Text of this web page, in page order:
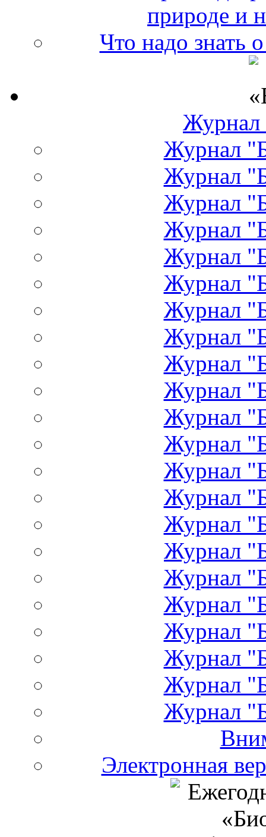
природе и
Что надо знать
Журнал
Журнал
Журнал
Журнал
Журнал
Журнал
Журнал
Журнал
Журнал
Журнал
Журнал
Журнал
Журнал
Журнал
Журнал
Журнал
Журнал
Журнал
Журнал
Журнал
Журнал
Журнал
Журнал
Электронная